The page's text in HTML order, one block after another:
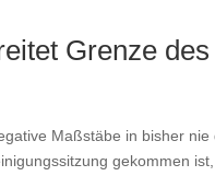
Grenze
Maßstäbe in bisher
gekommen